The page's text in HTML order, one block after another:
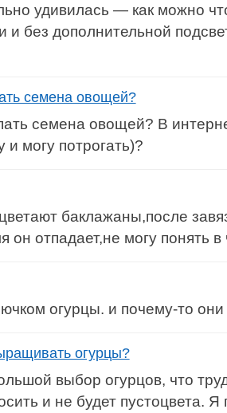
удивилась — как можно
и без дополнительной
семена овощей?
семена овощей? В
и могу потрогать)?
баклажаны,после
он отпадает,не могу понять
огурцы. и почему-то
огурцы?
выбор огурцов, что
и не будет пустоцвета. Я